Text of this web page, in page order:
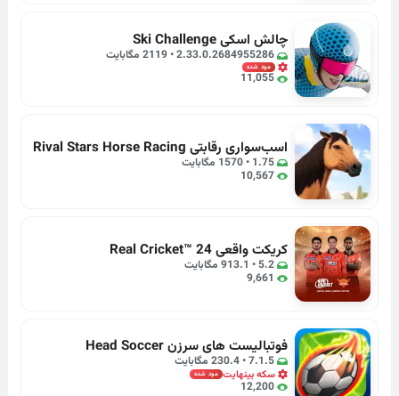
چالش‌ اسکی Ski Challenge
2.33.0.2684955286 • 2119 مگابایت
مود شده
11,055
اسب‌سواری رقابتی Rival Stars Horse Racing
1.75 • 1570 مگابایت
10,567
کریکت واقعی Real Cricket™ 24
5.2 • 913.1 مگابایت
9,661
فوتبالیست های سرزن Head Soccer
7.1.5 • 230.4 مگابایت
سکه بینهایت مود شده
12,200